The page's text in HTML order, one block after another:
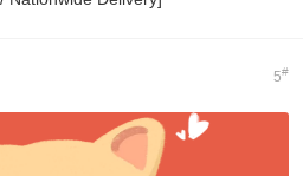
5#